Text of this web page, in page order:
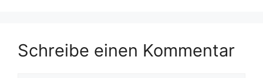
Schreibe einen Kommentar